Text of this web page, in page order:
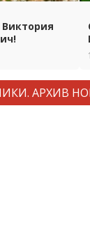
АРХИВ